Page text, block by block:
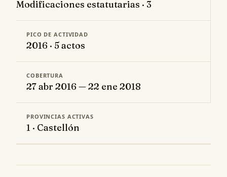
Modificaciones estatutarias · 3
PICO DE ACTIVIDAD
2016 · 5 actos
COBERTURA
27 abr 2016 — 22 ene 2018
PROVINCIAS ACTIVAS
1 · Castellón